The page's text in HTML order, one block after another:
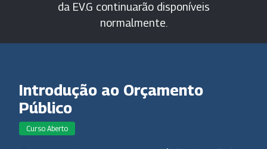
da EV.G continuarão disponíveis
normalmente.
Introdução ao Orçamento
Público
Curso Aberto